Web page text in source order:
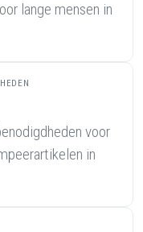
lange mensen in
voor
in